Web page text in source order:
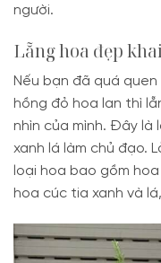
người.
Lẵng hoa đẹp
Nếu bạn đã quá
hồng đỏ hoa lan thì
nhìn của mình. Đây
xanh lá làm chủ đạo.
loại hoa bao gồm
hoa cúc tia xanh và